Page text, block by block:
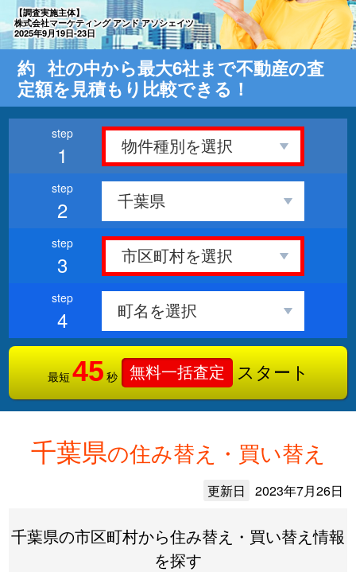
【調査実施主体】
株式会社マーケティング アンド アソシェイツ
2025年9月19日-23日
約 社の中から最大6社まで不動産の査
定額を見積もり比較できる！
1
2
3
4
最短 45 秒 無料一括査定 スタート
千葉県の住み替え・買い替え
更新日 2023年7月26日
千葉県の市区町村から住み替え・買い替え情報
を探す